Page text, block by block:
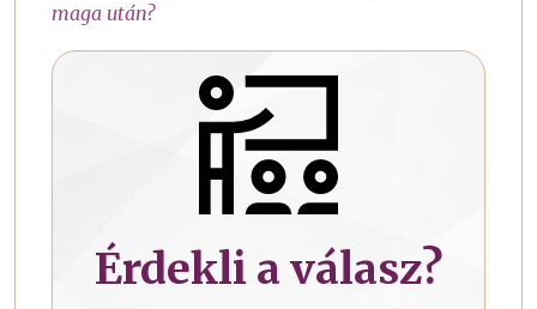
maga után?
Érdekli a válasz?